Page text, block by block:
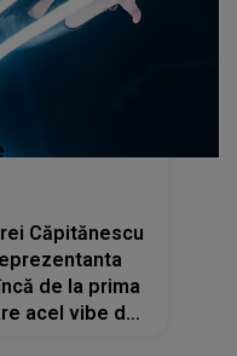
Căpitănescu
de la prima
acel vibe de